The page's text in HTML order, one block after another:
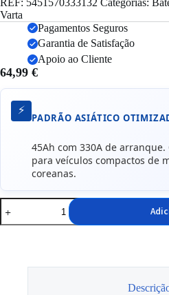
Varta
Pagamentos Seguros
Garantia de Satisfação
Apoio ao Cliente
64,99 €
⚡
PADRÃO ASIÁTICO
45Ah com 330A de
para veículos compactos de
coreanas.
Quantidade
de
Bateria